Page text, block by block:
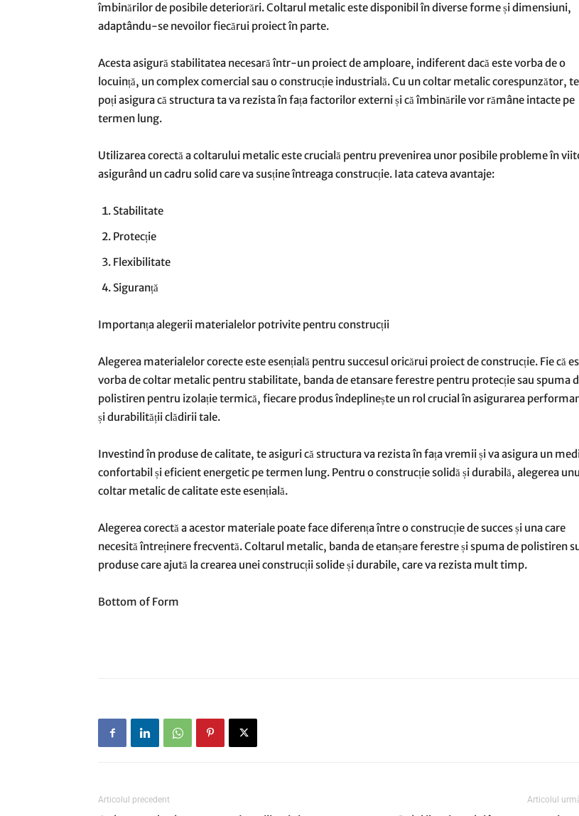
îmbinărilor de posibile deteriorări. Coltarul metalic este disponibil în diverse forme și dimensiuni,
adaptându-se nevoilor fiecărui proiect în parte.
Acesta asigură stabilitatea necesară într-un proiect de amploare, indiferent dacă este vorba de o
locuință, un complex comercial sau o construcție industrială. Cu un coltar metalic corespunzător, te
poți asigura că structura ta va rezista în fața factorilor externi și că îmbinările vor rămâne intacte pe
termen lung.
Utilizarea corectă a coltarului metalic este crucială pentru prevenirea unor posibile probleme în
asigurând un cadru solid care va susține întreaga construcție. Iata cateva avantaje:
Stabilitate
Protecție
Flexibilitate
Siguranță
Importanța alegerii materialelor potrivite pentru construcții
Alegerea materialelor corecte este esențială pentru succesul oricărui proiect de construcție. Fie că
vorba de coltar metalic pentru stabilitate, banda de etansare ferestre pentru protecție sau spuma
polistiren pentru izolație termică, fiecare produs îndeplinește un rol crucial în asigurarea
și durabilității clădirii tale.
Investind în produse de calitate, te asiguri că structura va rezista în fața vremii și va asigura un
confortabil și eficient energetic pe termen lung. Pentru o construcție solidă și durabilă, alegerea
coltar metalic de calitate este esențială.
Alegerea corectă a acestor materiale poate face diferența între o construcție de succes și una care
necesită întreținere frecventă. Coltarul metalic, banda de etanșare ferestre și spuma de polistiren
produse care ajută la crearea unei construcții solide și durabile, care va rezista mult timp.
Bottom of Form
Articolul precedent Articolul